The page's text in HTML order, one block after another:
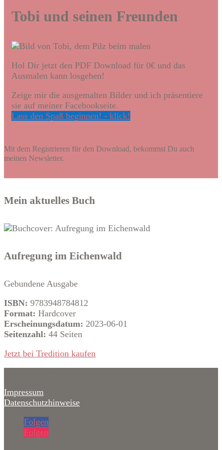
Tobi und seinen Freunden
Hol Dir jetzt den PDF Download für 0€ und das
Ausmalen kann losgehen!
Zeige mir die ausgemalten Bilder und ich präsentiere
sie auf meiner Facebookseite.
Lass den Spaß beginnen! - klick!
Mit dem Registrieren für den Download, bekommst Du auch
meinen Newsletter.
Mein aktuelles Buch
Aufregung im Eichenwald
Gebundene Ausgabe
ISBN: 9783948784812
Format: Hardcover
Erscheinungsdatum: 2023-06-01
Seitenzahl: 44 Seiten
Jetzt bei Tredition kaufen
Impressum
Datenschutzhinweise
Folgen
Folgen